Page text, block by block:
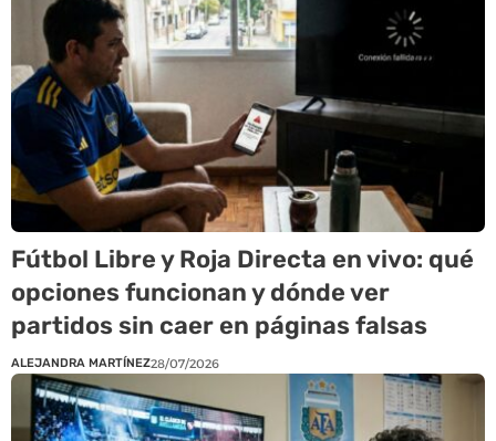
Fútbol Libre y Roja Directa en vivo: qué
opciones funcionan y dónde ver
partidos sin caer en páginas falsas
ALEJANDRA MARTÍNEZ28/07/2026